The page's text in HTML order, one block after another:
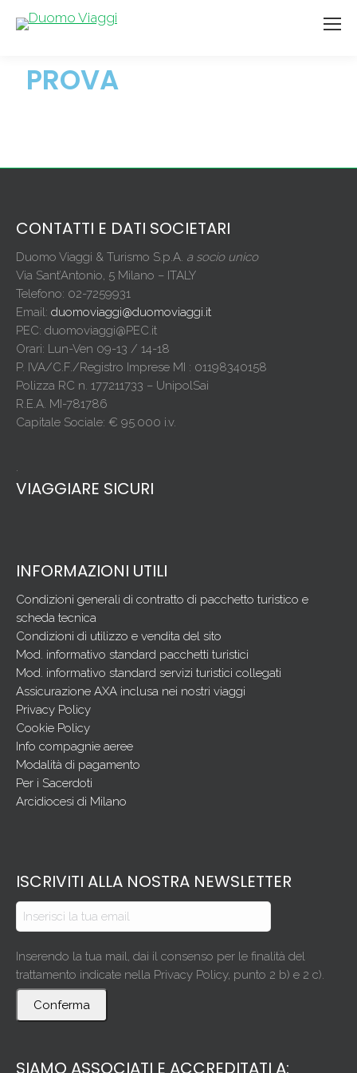
PROVA
CONTATTI E DATI SOCIETARI
Duomo Viaggi & Turismo S.p.A. a socio unico
Via Sant’Antonio, 5 Milano – ITALY
Telefono: 02-7259931
Email: duomoviaggi@duomoviaggi.it
PEC: duomoviaggi@PEC.it
Orari: Lun-Ven 09-13 / 14-18
P. IVA/C.F./Registro Imprese MI : 01198340158
Polizza RC n. 177211733 – UnipolSai
R.E.A. MI-781786
Capitale Sociale: € 95.000 i.v.
.
VIAGGIARE SICURI
INFORMAZIONI UTILI
Condizioni generali di contratto di pacchetto turistico e
scheda tecnica
Condizioni di utilizzo e vendita del sito
Mod. informativo standard pacchetti turistici
Mod. informativo standard servizi turistici collegati
Assicurazione AXA inclusa nei nostri viaggi
Privacy Policy
Cookie Policy
Info compagnie aeree
Modalità di pagamento
Per i Sacerdoti
Arcidiocesi di Milano
ISCRIVITI ALLA NOSTRA NEWSLETTER
Inserendo la tua mail, dai il consenso per le finalità del
trattamento indicate nella Privacy Policy, punto 2 b) e 2 c).
Conferma
SIAMO ASSOCIATI E ACCREDITATI A: